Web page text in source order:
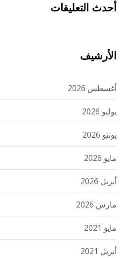
أحدث التعليقات
الأرشيف
أغسطس 2026
يوليو 2026
يونيو 2026
مايو 2026
أبريل 2026
مارس 2026
مايو 2021
أبريل 2021